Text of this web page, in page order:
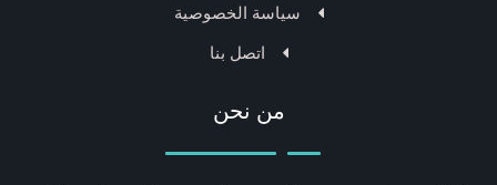
من نحن
سياسة الخصوصية
اتصل بنا